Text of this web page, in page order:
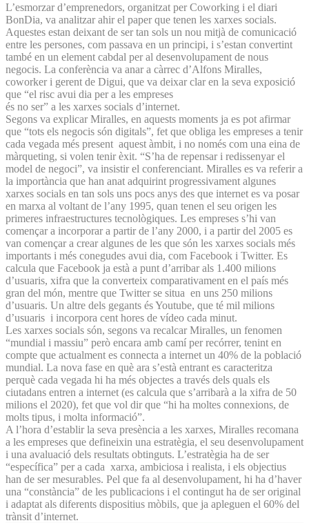
L’esmorzar d’emprenedors, organitzat per Coworking i el diari
BonDia, va analitzar ahir el paper que tenen les xarxes socials.
Aquestes estan deixant de ser tan sols un nou mitjà de comunicació
entre les persones, com passava en un principi, i s’estan convertint
també en un element cabdal per al desenvolupament de nous
negocis. La conferència va anar a càrrec d’Alfons Miralles,
coworker i gerent de Digui, que va deixar clar en la seva exposició
que “el risc avui dia per a les empreses
és no ser” a les xarxes socials d’in­ternet.
Segons va explicar Miralles, en aquests moments ja es pot afirmar
que “tots els negocis són digitals”, fet que obliga les empreses a tenir
cada vegada més present aquest àmbit, i no només com una eina de
màrqueting, si volen tenir èxit. “S’ha de repensar i redissenyar el
model de negoci”, va insistir el conferenciant. Miralles es va referir a
la importància que han anat adquirint progressivament algunes
xarxes socials en tan sols uns pocs anys des que internet es va posar
en marxa al voltant de l’any 1995, quan tenen el seu origen les
primeres infraestructures tecnològiques. Les empreses s’hi van
començar a incorporar a partir de l’any 2000, i a partir del 2005 es
van començar a crear algunes de les que són les xarxes socials més
importants i més conegudes avui dia, com Facebook i Twitter. Es
calcula que Facebook ja està a punt d’arribar als 1.400 milions
d’usuaris, xifra que la converteix comparativament en el país més
gran del món, mentre que Twitter se situa en uns 250 milions
d’usuaris. Un altre dels gegants és Youtube, que té mil milions
d’usuaris i incorpora cent hores de vídeo cada minut.
Les xarxes socials són, segons va recalcar Miralles, un fenomen
“mundial i massiu” però encara amb camí per recórrer, tenint en
compte que actualment es connecta a internet un 40% de la població
mundial. La nova fase en què ara s’està entrant es caracteritza
perquè cada vegada hi ha més objectes a través dels quals els
ciutadans entren a internet (es calcula que s’arribarà a la xifra de 50
milions el 2020), fet que vol dir que “hi ha moltes connexions, de
molts tipus, i molta informació”.
A l’hora d’establir la seva presència a les xarxes, Miralles recomana
a les empreses que defineixin una estratègia, el seu desenvolupament
i una avaluació dels resultats obtinguts. L’estratègia ha de ser
“específica” per a cada xarxa, ambiciosa i realista, i els objectius
han de ser mesurables. Pel que fa al desenvolupament, hi ha d’haver
una “constància” de les publicacions i el contingut ha de ser original
i adaptat als diferents dispositius mòbils, que ja apleguen el 60% del
trànsit d’internet.